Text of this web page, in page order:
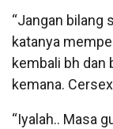
“Jangan bilang
katanya
kembali bh dan
kemana.
“Iyalah.. Masa